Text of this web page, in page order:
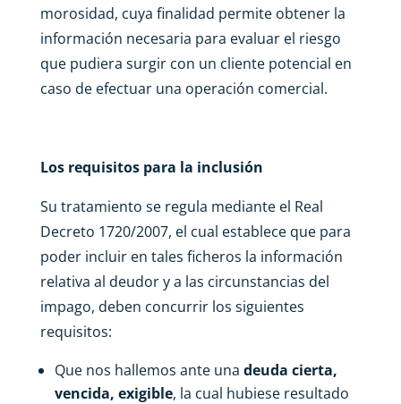
morosidad, cuya finalidad permite obtener la
información necesaria para evaluar el riesgo
que pudiera surgir con un cliente potencial en
caso de efectuar una operación comercial.
Los requisitos para la inclusión
Su tratamiento se regula mediante el Real
Decreto 1720/2007, el cual establece que para
poder incluir en tales ficheros la información
relativa al deudor y a las circunstancias del
impago, deben concurrir los siguientes
requisitos:
Que nos hallemos ante una deuda cierta,
vencida, exigible, la cual hubiese resultado